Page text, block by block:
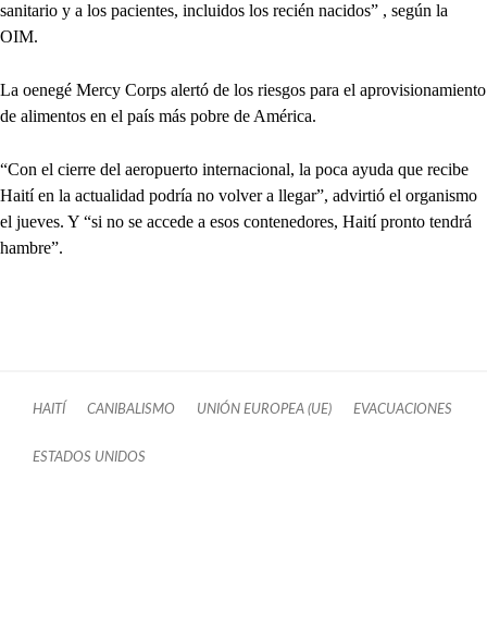
sanitario y a los pacientes, incluidos los recién nacidos” , según la
OIM.
La oenegé Mercy Corps alertó de los riesgos para el aprovisionamiento
de alimentos en el país más pobre de América.
“Con el cierre del aeropuerto internacional, la poca ayuda que recibe
Haití en la actualidad podría no volver a llegar”, advirtió el organismo
el jueves. Y “si no se accede a esos contenedores, Haití pronto tendrá
hambre”.
HAITÍ CANIBALISMO UNIÓN EUROPEA (UE) EVACUACIONES
ESTADOS UNIDOS